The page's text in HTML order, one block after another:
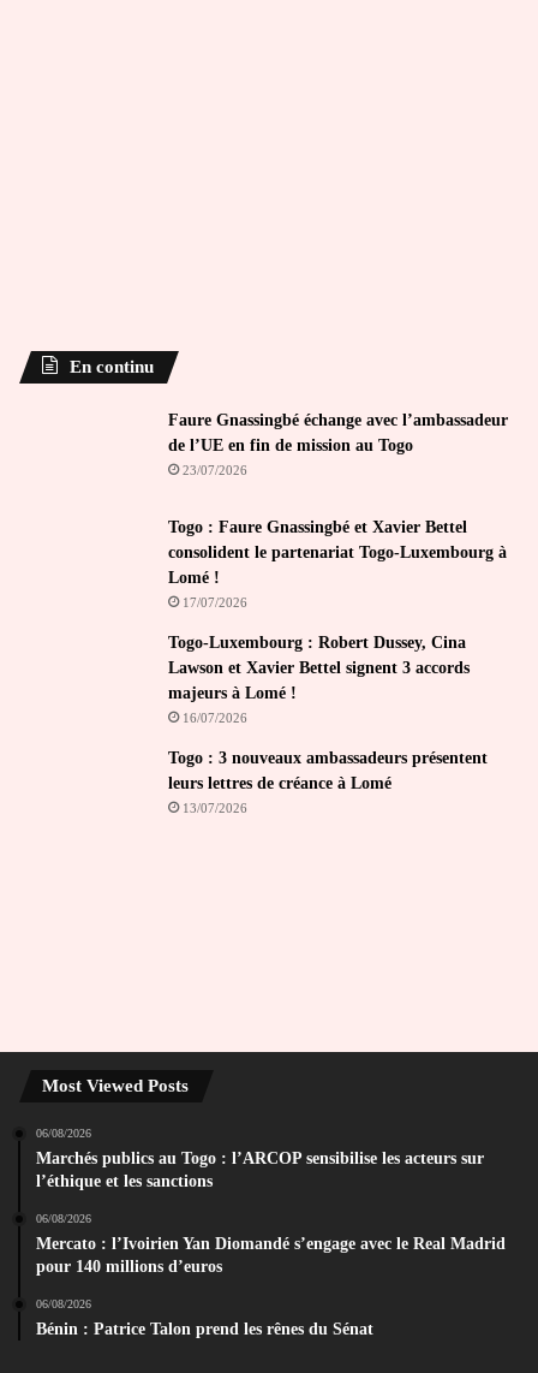
En continu
Faure Gnassingbé échange avec l’ambassadeur
de l’UE en fin de mission au Togo
23/07/2026
Togo : Faure Gnassingbé et Xavier Bettel
consolident le partenariat Togo-Luxembourg à
Lomé !
17/07/2026
Togo-Luxembourg : Robert Dussey, Cina
Lawson et Xavier Bettel signent 3 accords
majeurs à Lomé !
16/07/2026
Togo : 3 nouveaux ambassadeurs présentent
leurs lettres de créance à Lomé
13/07/2026
Most Viewed Posts
06/08/2026
Marchés publics au Togo : l’ARCOP sensibilise les acteurs sur
l’éthique et les sanctions
06/08/2026
Mercato : l’Ivoirien Yan Diomandé s’engage avec le Real Madrid
pour 140 millions d’euros
06/08/2026
Bénin : Patrice Talon prend les rênes du Sénat